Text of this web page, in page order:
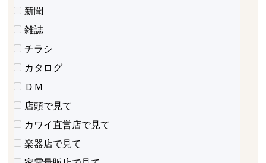
新聞
雑誌
チラシ
カタログ
ＤＭ
店頭で見て
カワイ直営店で見て
楽器店で見て